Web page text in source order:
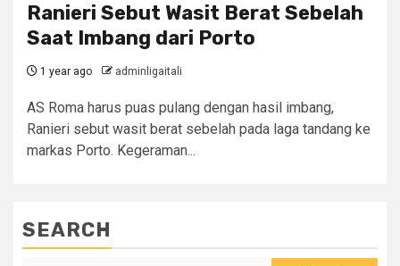
Ranieri Sebut Wasit Berat Sebelah
Saat Imbang dari Porto
1 year ago adminligaitali
AS Roma harus puas pulang dengan hasil imbang,
Ranieri sebut wasit berat sebelah pada laga tandang ke
markas Porto. Kegeraman...
SEARCH